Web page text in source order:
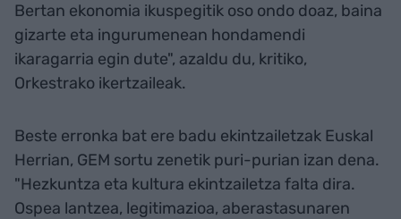
Bertan ekonomia ikuspegitik oso ondo doaz, baina
gizarte eta ingurumenean hondamendi
ikaragarria egin dute", azaldu du, kritiko,
Orkestrako ikertzaileak.
Beste erronka bat ere badu ekintzailetzak Euskal
Herrian, GEM sortu zenetik puri-purian izan dena.
"Hezkuntza eta kultura ekintzailetza falta dira.
Ospea lantzea, legitimazioa, aberastasunaren